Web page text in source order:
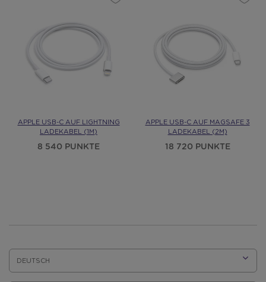
APPLE USB-C AUF LIGHTNING
LADEKABEL (1M)
8 540 PUNKTE
APPLE USB-C AUF MAGSAFE 3
LADEKABEL (2M)
18 720 PUNKTE